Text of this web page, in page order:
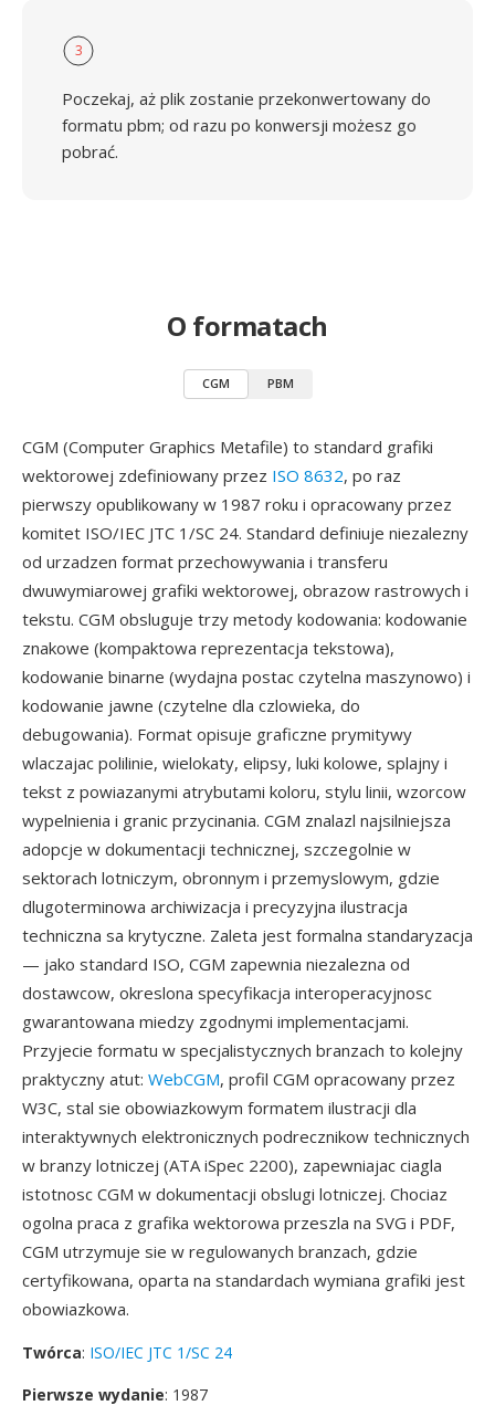
3
Poczekaj, aż plik zostanie przekonwertowany do
formatu pbm; od razu po konwersji możesz go
pobrać.
O formatach
CGM PBM
CGM (Computer Graphics Metafile) to standard grafiki
wektorowej zdefiniowany przez ISO 8632, po raz
pierwszy opublikowany w 1987 roku i opracowany przez
komitet ISO/IEC JTC 1/SC 24. Standard definiuje niezalezny
od urzadzen format przechowywania i transferu
dwuwymiarowej grafiki wektorowej, obrazow rastrowych i
tekstu. CGM obsluguje trzy metody kodowania: kodowanie
znakowe (kompaktowa reprezentacja tekstowa),
kodowanie binarne (wydajna postac czytelna maszynowo) i
kodowanie jawne (czytelne dla czlowieka, do
debugowania). Format opisuje graficzne prymitywy
wlaczajac polilinie, wielokaty, elipsy, luki kolowe, splajny i
tekst z powiazanymi atrybutami koloru, stylu linii, wzorcow
wypelnienia i granic przycinania. CGM znalazl najsilniejsza
adopcje w dokumentacji technicznej, szczegolnie w
sektorach lotniczym, obronnym i przemyslowym, gdzie
dlugoterminowa archiwizacja i precyzyjna ilustracja
techniczna sa krytyczne. Zaleta jest formalna standaryzacja
— jako standard ISO, CGM zapewnia niezalezna od
dostawcow, okreslona specyfikacja interoperacyjnosc
gwarantowana miedzy zgodnymi implementacjami.
Przyjecie formatu w specjalistycznych branzach to kolejny
praktyczny atut: WebCGM, profil CGM opracowany przez
W3C, stal sie obowiazkowym formatem ilustracji dla
interaktywnych elektronicznych podrecznikow technicznych
w branzy lotniczej (ATA iSpec 2200), zapewniajac ciagla
istotnosc CGM w dokumentacji obslugi lotniczej. Chociaz
ogolna praca z grafika wektorowa przeszla na SVG i PDF,
CGM utrzymuje sie w regulowanych branzach, gdzie
certyfikowana, oparta na standardach wymiana grafiki jest
obowiazkowa.
Twórca: ISO/IEC JTC 1/SC 24
Pierwsze wydanie: 1987